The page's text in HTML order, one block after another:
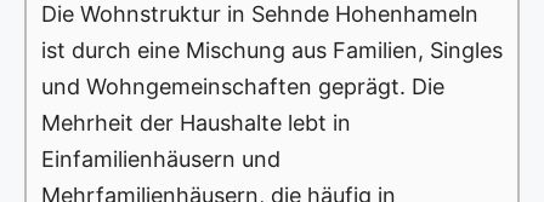
Die Wohnstruktur in Sehnde Hohenhameln
ist durch eine Mischung aus Familien, Singles
und Wohngemeinschaften geprägt. Die
Mehrheit der Haushalte lebt in
Einfamilienhäusern und
Mehrfamilienhäusern, die häufig in